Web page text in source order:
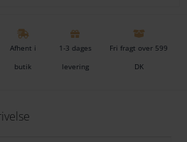
Afhent i
butik
1-3 dages
levering
Fri fragt over 599
DK